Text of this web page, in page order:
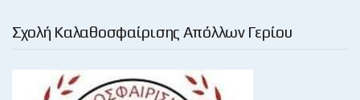
Σχολή Καλαθοσφαίρισης Απόλλων Γερίου